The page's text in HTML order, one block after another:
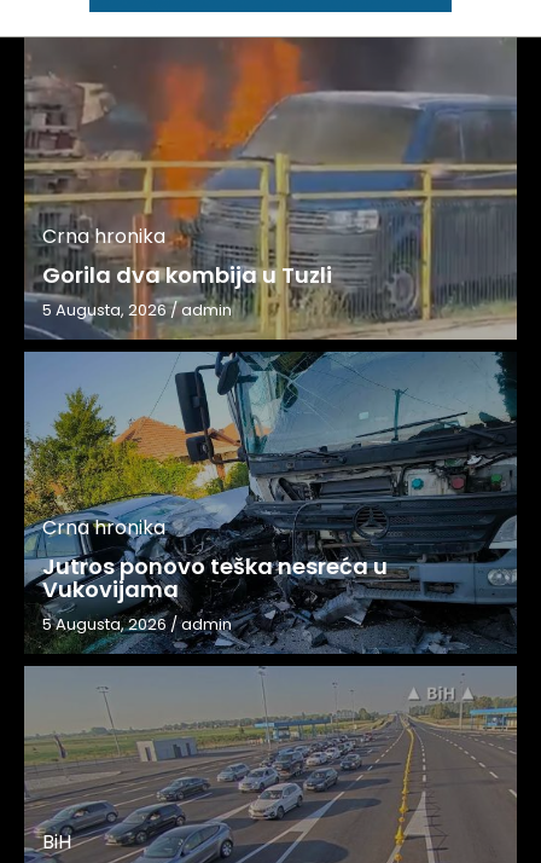
Crna hronika
Gorila dva kombija u Tuzli
5 Augusta, 2026/admin
Crna hronika
Jutros ponovo teška nesreća u
Vukovijama
5 Augusta, 2026/admin
BiH